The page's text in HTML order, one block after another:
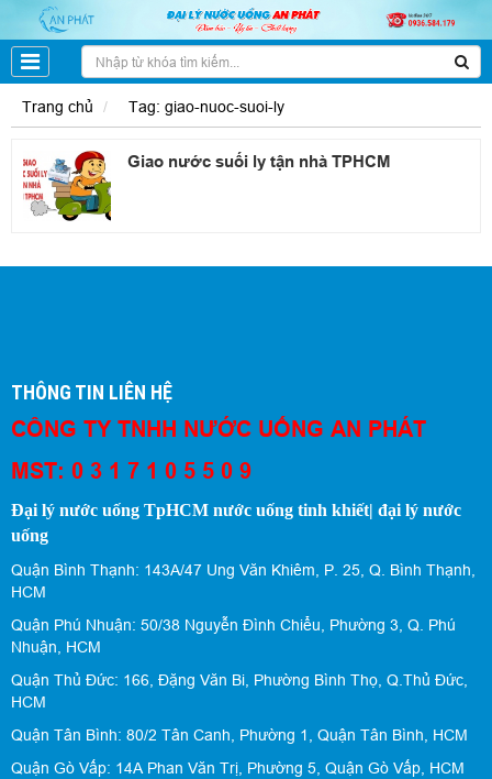
Trang chủ Tag: giao-nuoc-suoi-ly
Giao nước suối ly tận nhà TPHCM
THÔNG TIN LIÊN HỆ
CÔNG TY TNHH NƯỚC UỐNG AN PHÁT
MST: 0 3 1 7 1 0 5 5 0 9
Đại lý nước uống TpHCM nước uống tinh khiết| đại lý nước
uống
Quận Bình Thạnh: 143A/47 Ung Văn Khiêm, P. 25, Q. Bình Thạnh,
HCM
Quận Phú Nhuận: 50/38 Nguyễn Đình Chiểu, Phường 3, Q. Phú
Nhuận, HCM
Quận Thủ Đức: 166, Đặng Văn Bi, Phường Bình Thọ, Q.Thủ Đức,
HCM
Quận Tân Bình: 80/2 Tân Canh, Phường 1, Quận Tân Bình, HCM
Quận Gò Vấp: 14A Phan Văn Trị, Phường 5, Quận Gò Vấp, HCM